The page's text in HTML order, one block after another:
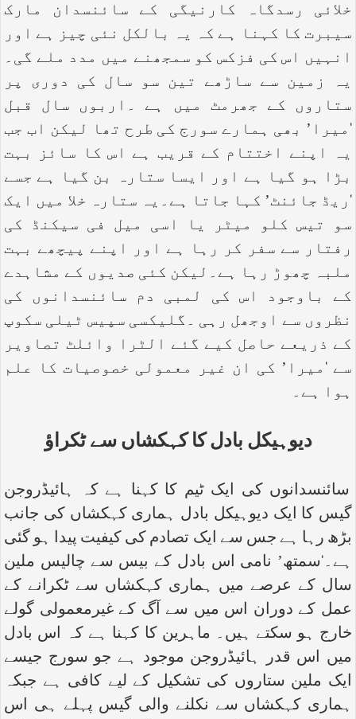
خلائی رسدگاہ کارنیگی کے سائنسدان مارک
سیبرت کا کہنا ہے کہ یہ بالکل نئی چیز ہے اور
انہیں اس کی فزکس کو سمجھنے میں مدد ملے گی۔
یہ زمین سے ساڑھے تین سو سال کی دوری پر
ستاروں کے جھرمٹ میں ہے ۔اربوں سال قبل
‘میرا’ بھی ہمارے سورج کی طرح تھا لیکن اب جب
یہ اپنے اختتام کے قریب ہے اس کا سائز بہت
بڑا ہو گیا ہے اور ایسا ستارہ بن گیا ہے جسے
‘ریڈ جائنٹ’ کہا جاتا ہے۔یہ ستارہ خلا میں ایک
سو تیس کلو میٹر یا اسی میل فی سیکنڈ کی
رفتار سے سفر کر رہا ہے اور اپنے پیچھے بہت
ملبہ چھوڑ رہا ہے۔لیکن کئی صدیوں کے مشاہدے
کے باوجود اس کی لمبی دم سائنسدانوں کی
نظروں سے اوجھل رہی ۔گلیکسی سپیس ٹیلی سکوپ
کے ذریعے حاصل کیے گئے الٹرا وائلٹ تصاویر
سے ‘میرا’ کی ان غیر معمولی خصوصیات کا علم
ہوا ہے۔
دیوہیکل بادل کا کہکشاں سے ٹکراؤ
سائنسدانوں کی ایک ٹیم کا کہنا ہے کہ ہائیڈروجن
گیس کا ایک دیوہیکل بادل ہماری کہکشاں کی جانب
بڑھ رہا ہے جس سے ایک تصادم کی کیفیت پیدا ہو گئی
ہے۔‘سمتھ’ نامی اس بادل کے بیس سے چالیس ملین
سال کے عرصے میں ہماری کہکشاں سے ٹکرانے کے
عمل کے دوران اس میں سے آگ کے غیرمعمولی گولے
خارج ہو سکتے ہیں۔ ماہرین کا کہنا ہے کہ اس بادل
میں اس قدر ہائیڈروجن موجود ہے جو سورج جیسے
ایک ملین ستاروں کی تشکیل کے لیے کافی ہے جبکہ
ہماری کہکشاں سے نکلنے والی گیس پہلے ہی اس